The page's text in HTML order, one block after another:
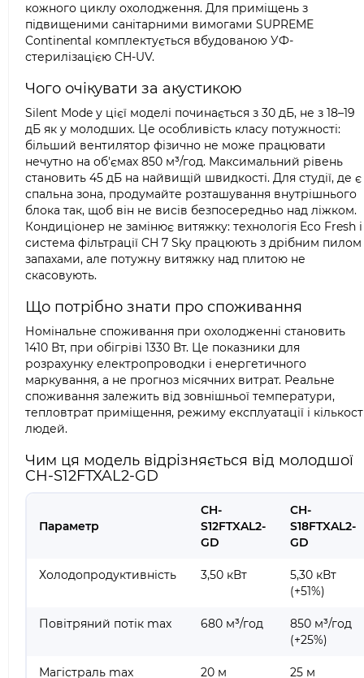
кожного циклу охолодження. Для приміщень з
підвищеними санітарними вимогами SUPREME
Continental комплектується вбудованою УФ-
стерилізацією CH-UV.
Чого очікувати за акустикою
Silent Mode у цієї моделі починається з 30 дБ, не з 18–19
дБ як у молодших. Це особливість класу потужності:
більший вентилятор фізично не може працювати
нечутно на об'ємах 850 м³/год. Максимальний рівень
становить 45 дБ на найвищій швидкості. Для студії, де є
спальна зона, продумайте розташування внутрішнього
блока так, щоб він не висів безпосередньо над ліжком.
Кондиціонер не замінює витяжку: технологія Eco Fresh і
система фільтрації CH 7 Sky працюють з дрібним пилом
запахами, але потужну витяжку над плитою не
скасовують.
Що потрібно знати про споживання
Номінальне споживання при охолодженні становить
1410 Вт, при обігріві 1330 Вт. Це показники для
розрахунку електропроводки і енергетичного
маркування, а не прогноз місячних витрат. Реальне
споживання залежить від зовнішньої температури,
тепловтрат приміщення, режиму експлуатації і
людей.
Чим ця модель відрізняється від молодшої
CH-S12FTXAL2-GD
Параметр
CH-
S12FTXAL2-
GD
CH-
S18FTXAL2-
GD
Холодопродуктивність 3,50 кВт
5,30 кВт
(+51%)
Повітряний потік max 680 м³/год
850 м³/год
(+25%)
Магістраль max 20 м 25 м